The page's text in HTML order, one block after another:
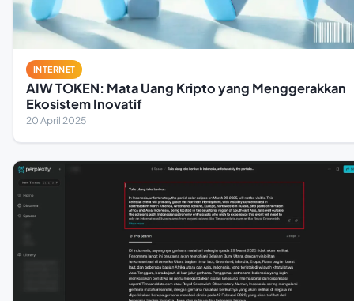
INTERNET
AIW TOKEN: Mata Uang Kripto yang Menggerakkan
Ekosistem Inovatif
20 April 2025